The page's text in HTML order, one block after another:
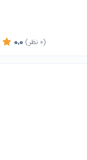
0.0 (0 نظر)